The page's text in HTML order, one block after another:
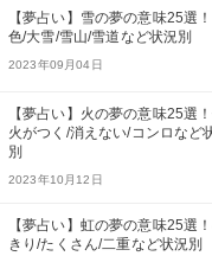
【夢占い】雪の夢の意味25選
色/大雪/雪山/雪道など状況別
2023年09月04日
【夢占い】火の夢の意味25選
火がつく/消えない/コンロなど
別
2023年10月12日
【夢占い】虹の夢の意味25選
きり/たくさん/二重など状況別